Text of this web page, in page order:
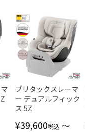
ブリタックスレーマ
ー デュアルフィック
ス 5Z
¥39,600税込 〜